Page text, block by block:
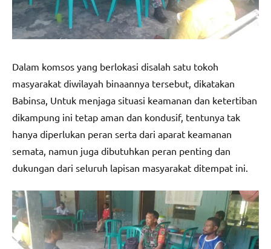
Dalam komsos yang berlokasi disalah satu tokoh
masyarakat diwilayah binaannya tersebut, dikatakan
Babinsa, Untuk menjaga situasi keamanan dan ketertiban
dikampung ini tetap aman dan kondusif, tentunya tak
hanya diperlukan peran serta dari aparat keamanan
semata, namun juga dibutuhkan peran penting dan
dukungan dari seluruh lapisan masyarakat ditempat ini.